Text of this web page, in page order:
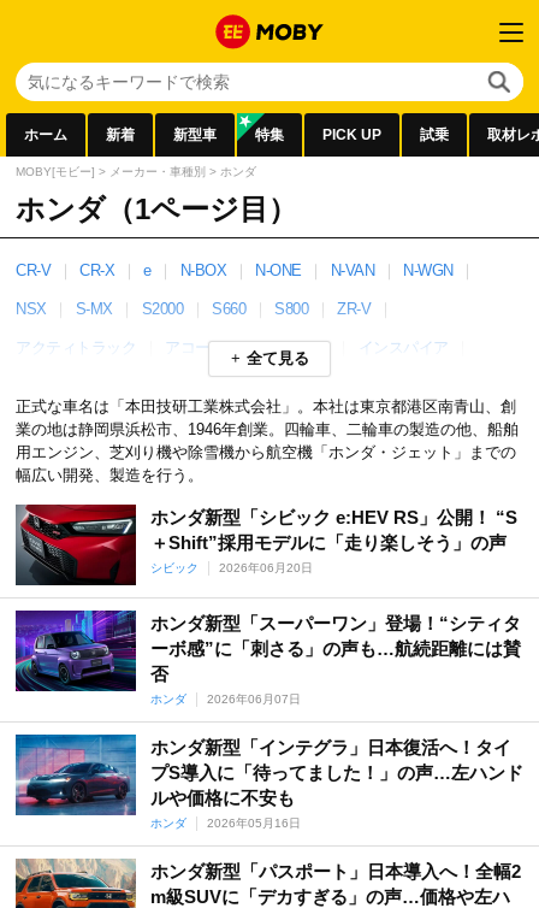
ホーム 新着 新型車 特集 PICK UP 試乗 取材レ
MOBY[モビー] > メーカー・車種別 > ホンダ
ホンダ（1ページ目）
全て見る
CR-V CR-X e N-BOX N-ONE N-VAN N-WGN
NSX S-MX S2000 S660 S800 ZR-V
アクティトラック アコード インサイト インスパイア
オデッセイ クラリティ グレイス クロスロード ジェイド
シティ シビック シビックタイプR シャトル
ステップワゴン
フリード プレリュード ライフ レジェンド
正式な車名は「本田技研工業株式会社」。本社は東京都港区南青山、創
業の地は静岡県浜松市、1946年創業。四輪車、二輪車の製造の他、船舶
用エンジン、芝刈り機や除雪機から航空機「ホンダ・ジェット」までの
幅広い開発、製造を行う。
ホンダ新型「シビック e:HEV RS」公開！ “S
＋Shift”採用モデルに「走り楽しそう」の声
シビック 2026年06月20日
ホンダ新型「スーパーワン」登場！“シティタ
ーボ感”に「刺さる」の声も…航続距離には賛
否
ホンダ 2026年06月07日
ホンダ新型「インテグラ」日本復活へ！タイ
プS導入に「待ってました！」の声…左ハンド
ルや価格に不安も
ホンダ 2026年05月16日
ホンダ新型「パスポート」日本導入へ！全幅2
m級SUVに「デカすぎる」の声…価格や左ハ